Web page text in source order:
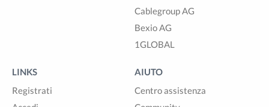
Cablegroup AG
Bexio AG
1GLOBAL
LINKS
Registrati
AIUTO
Centro assistenza